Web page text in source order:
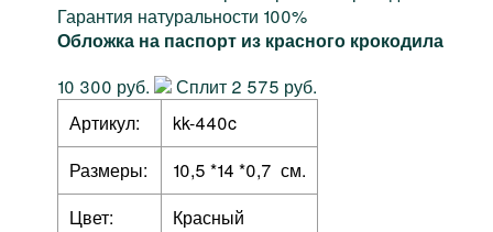
Гарантия натуральности 100%
Обложка на паспорт из красного крокодила
10 300 руб.
Сплит 2 575 руб.
Артикул:
kk-440c
Размеры:
10,5 *14 *0,7 см.
Цвет:
Красный